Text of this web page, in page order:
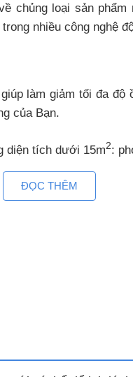
chủng loại sản
nhiều công nghệ
làm giảm tối đa
của Bạn.
diện tích dưới 15m2:
ĐỌC THÊM